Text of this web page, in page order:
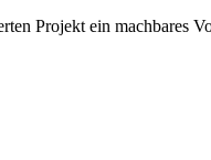
Projekt ein machbares